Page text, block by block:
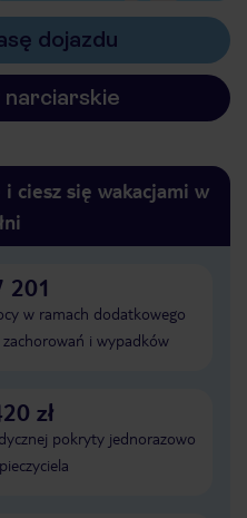
dojazdu
ciesz się wakacjami w
201
w ramach dodatkowego
zachorowań i wypadków
zł
pokryty jednorazowo